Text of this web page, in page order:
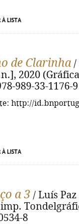
À LISTA
de Clarinha /
2020
989-33-1176-9
http://
À LISTA
a 3 / Luís Paz
8